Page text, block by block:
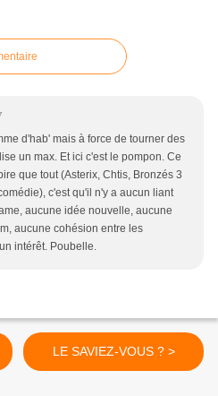
d'hab' mais à force de tourner des
un max. Et ici c'est le pompon. Ce
que tout (Asterix, Chtis, Bronzés 3
c'est qu'il n'y a aucun liant
aucune idée nouvelle, aucune
aucune cohésion entre les
intérêt. Poubelle.
LE SAVIEZ-VOUS ? >